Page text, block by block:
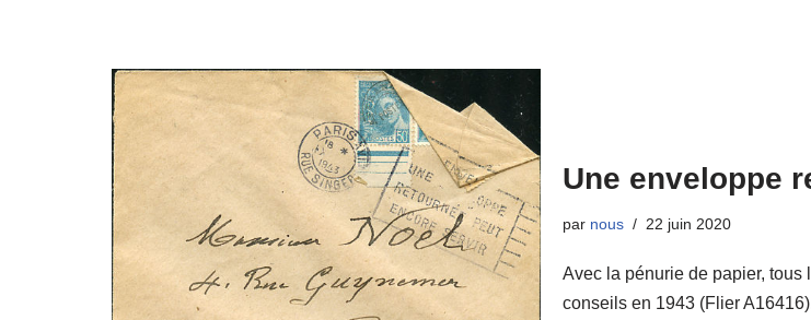
Une enveloppe
par nous 22 juin 2020
Avec la pénurie de papier, tous
conseils en 1943 (Flier